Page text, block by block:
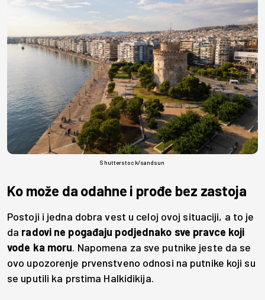
Shutterstock/sandsun
Ko može da odahne i prođe bez zastoja
Postoji i jedna dobra vest u celoj ovoj situaciji, a to je
da radovi ne pogađaju podjednako sve pravce koji
vode ka moru. Napomena za sve putnike jeste da se
ovo upozorenje prvenstveno odnosi na putnike koji su
se uputili ka prstima Halkidikija.